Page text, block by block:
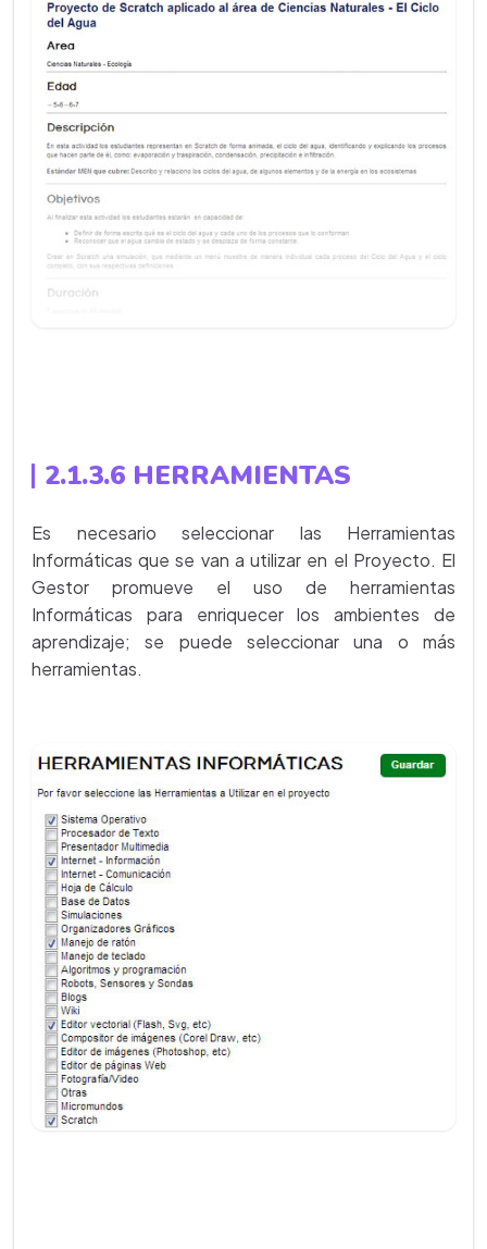
2.1.3.6 HERRAMIENTAS
Es necesario seleccionar las Herramientas
Informáticas que se van a utilizar en el Proyecto. El
Gestor promueve el uso de herramientas
Informáticas para enriquecer los ambientes de
aprendizaje; se puede seleccionar una o más
herramientas.